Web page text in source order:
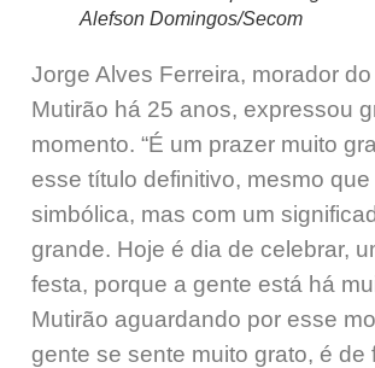
Alefson Domingos/Secom
Jorge Alves Ferreira, morador
Mutirão há 25 anos, expressou
momento. “É um prazer muito
esse título definitivo, mesmo
simbólica, mas com um
grande. Hoje é dia de celebrar,
festa, porque a gente está há
Mutirão aguardando por esse
gente se sente muito grato, é de